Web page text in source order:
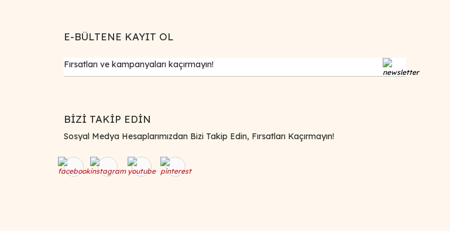
E-BÜLTENE KAYIT OL
BİZİ TAKİP EDİN
Sosyal Medya Hesaplarımızdan Bizi Takip Edin, Fırsatları Kaçırmayın!